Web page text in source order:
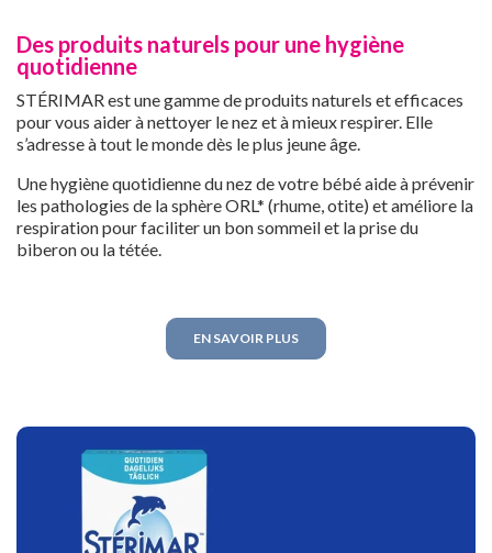
Des produits naturels pour une hygiène
quotidienne
STÉRIMAR est une gamme de produits naturels et efficaces
pour vous aider à nettoyer le nez et à mieux respirer. Elle
s’adresse à tout le monde dès le plus jeune âge.
Une hygiène quotidienne du nez de votre bébé aide à prévenir
les pathologies de la sphère ORL* (rhume, otite) et améliore la
respiration pour faciliter un bon sommeil et la prise du
biberon ou la tétée.
EN SAVOIR PLUS